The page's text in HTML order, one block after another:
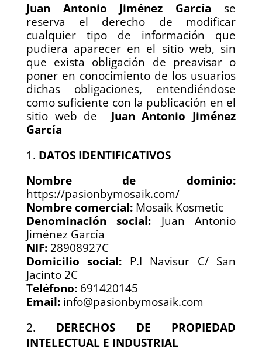
Juan Antonio Jiménez García se
reserva el derecho de modificar
cualquier tipo de información que
pudiera aparecer en el sitio web, sin
que exista obligación de preavisar o
poner en conocimiento de los usuarios
dichas obligaciones, entendiéndose
como suficiente con la publicación en el
sitio web de Juan Antonio Jiménez
García
DATOS IDENTIFICATIVOS
Nombre de dominio:
https://pasionbymosaik.com/
Nombre comercial:Mosaik Kosmetic
Denominación social: Juan Antonio
Jiménez García
NIF:28908927C
Domicilio social: P.I Navisur C/ San
Jacinto 2C
Teléfono:691420145
Email:info@pasionbymosaik.com
DERECHOS DE PROPIEDAD
INTELECTUAL E INDUSTRIAL